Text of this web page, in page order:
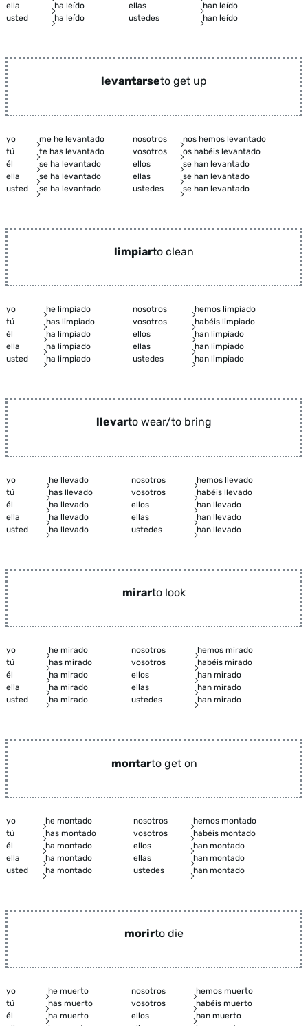
ella
ha leído ellas
han leído
usted
ha leído ustedes han leído
levantarseto get up
yo me he levantado nosotros
nos hemos levantado
tú
te has levantado vosotros
os habéis levantado
él
se ha levantado ellos
se han levantado
ella
se ha levantado ellas
se han levantado
usted
se ha levantado ustedes se han levantado
limpiarto clean
yo he limpiado nosotros
hemos limpiado
tú
has limpiado vosotros
habéis limpiado
él
ha limpiado ellos
han limpiado
ella
ha limpiado ellas
han limpiado
usted
ha limpiado ustedes han limpiado
llevarto wear/to bring
yo he llevado nosotros
hemos llevado
tú
has llevado vosotros
habéis llevado
él
ha llevado ellos
han llevado
ella
ha llevado ellas
han llevado
usted
ha llevado ustedes han llevado
mirarto look
yo he mirado nosotros
hemos mirado
tú
has mirado vosotros
habéis mirado
él
ha mirado ellos
han mirado
ella
ha mirado ellas
han mirado
usted
ha mirado ustedes han mirado
montarto get on
yo he montado nosotros
hemos montado
tú
has montado vosotros
habéis montado
él
ha montado ellos
han montado
ella
ha montado ellas
han montado
usted
ha montado ustedes han montado
morirto die
yo he muerto nosotros
hemos muerto
tú
has muerto vosotros
habéis muerto
él
ha muerto ellos
han muerto